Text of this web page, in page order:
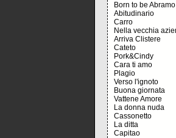
Born to be Abramo
Abitudinario
Carro
Nella vecchia
Arriva Clistere
Cateto
Pork&Cindy
Cara ti amo
Plagio
Verso l'ignoto
Buona giornata
Vattene Amore
La donna nuda
Cassonetto
La ditta
Capitao